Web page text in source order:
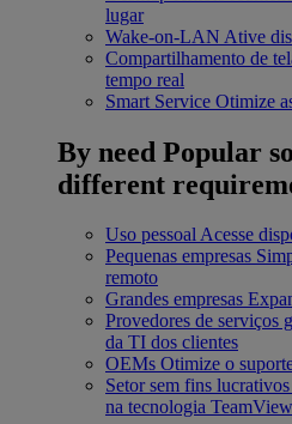
lugar
Wake-on-LAN Ative
Compartilhamento de
tempo real
Smart Service Otimize
By need Popular
different
Uso pessoalAcesse
Pequenas empresas
remoto
Grandes empresas
Provedores de serviços
da TI dos clientes
OEMs Otimize o
Setor sem fins
na tecnologia